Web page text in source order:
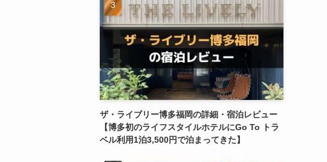
ザ・ライブリー博多福岡の詳細・宿泊レビュー
【博多初のライフスタイルホテルにGo To トラ
ベル利用1泊3,500円で泊まってきた】